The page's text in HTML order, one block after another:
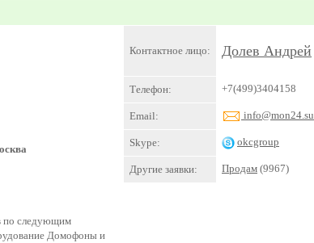
по следующим
Домофоны и
Контактное лицо: Долев Андрей
Телефон: +7(499)3404158
Email: info@mon24.su
Skype: okcgroup
Другие заявки: Продам (9967)